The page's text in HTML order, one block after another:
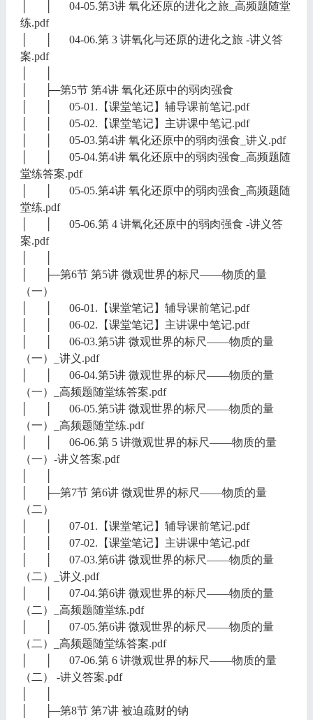
│ │ 04-05.第3讲 氧化还原的进化之旅_高频题随堂
练.pdf
│ │ 04-06.第 3 讲氧化与还原的进化之旅 -讲义答
案.pdf
│ ├─第5节 第4讲 氧化还原中的弱肉强食
│ │ 05-01.【课堂笔记】辅导课前笔记.pdf
│ │ 05-02.【课堂笔记】主讲课中笔记.pdf
│ │ 05-03.第4讲 氧化还原中的弱肉强食_讲义.pdf
│ │ 05-04.第4讲 氧化还原中的弱肉强食_高频题随
堂练答案.pdf
│ │ 05-05.第4讲 氧化还原中的弱肉强食_高频题随
堂练.pdf
│ │ 05-06.第 4 讲氧化还原中的弱肉强食 -讲义答
案.pdf
│ ├─第6节 第5讲 微观世界的标尺——物质的量
（一）
│ │ 06-01.【课堂笔记】辅导课前笔记.pdf
│ │ 06-02.【课堂笔记】主讲课中笔记.pdf
│ │ 06-03.第5讲 微观世界的标尺——物质的量
（一）_讲义.pdf
│ │ 06-04.第5讲 微观世界的标尺——物质的量
（一）_高频题随堂练答案.pdf
│ │ 06-05.第5讲 微观世界的标尺——物质的量
（一）_高频题随堂练.pdf
│ │ 06-06.第 5 讲微观世界的标尺——物质的量
（一）-讲义答案.pdf
│ ├─第7节 第6讲 微观世界的标尺——物质的量
（二）
│ │ 07-01.【课堂笔记】辅导课前笔记.pdf
│ │ 07-02.【课堂笔记】主讲课中笔记.pdf
│ │ 07-03.第6讲 微观世界的标尺——物质的量
（二）_讲义.pdf
│ │ 07-04.第6讲 微观世界的标尺——物质的量
（二）_高频题随堂练.pdf
│ │ 07-05.第6讲 微观世界的标尺——物质的量
（二）_高频题随堂练答案.pdf
│ │ 07-06.第 6 讲微观世界的标尺——物质的量
（二） -讲义答案.pdf
│ ├─第8节 第7讲 被迫疏财的钠